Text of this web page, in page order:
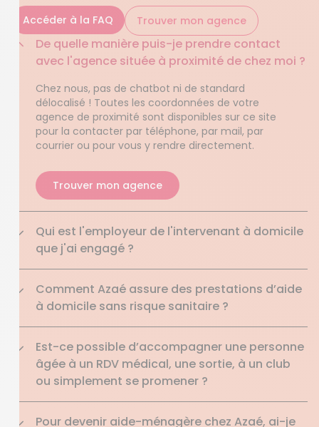
Accéder à la FAQ Trouver mon agence
De quelle manière puis-je prendre contact
avec l'agence située à proximité de chez moi ?
Chez nous, pas de chatbot ni de standard
délocalisé ! Toutes les coordonnées de votre
agence de proximité sont disponibles sur ce site
pour la contacter par téléphone, par mail, par
courrier ou pour vous y rendre directement.
Trouver mon agence
Qui est l'employeur de l'intervenant à domicile
que j'ai engagé ?
Comment Azaé assure des prestations d’aide
à domicile sans risque sanitaire ?
Est-ce possible d’accompagner une personne
âgée à un RDV médical, une sortie, à un club
ou simplement se promener ?
Pour devenir aide-ménagère chez Azaé, ai-je